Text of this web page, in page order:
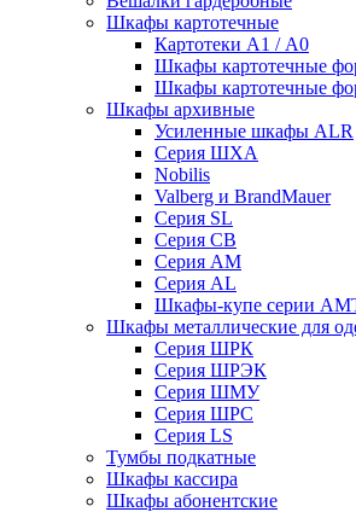
Шкафы картотечные
Картотеки А1 / А0
Шкафы картотечные
Шкафы картотечные
Шкафы архивные
Усиленные шкафы ALR
Серия ШХА
Nobilis
Valberg и BrandMauer
Cерия SL
Серия СВ
Серия АМ
Серия AL
Шкафы-купе серии
Шкафы металлические для
Серия ШРК
Серия ШРЭК
Серия ШМУ
Серия ШРС
Серия LS
Тумбы подкатные
Шкафы кассира
Шкафы абонентские